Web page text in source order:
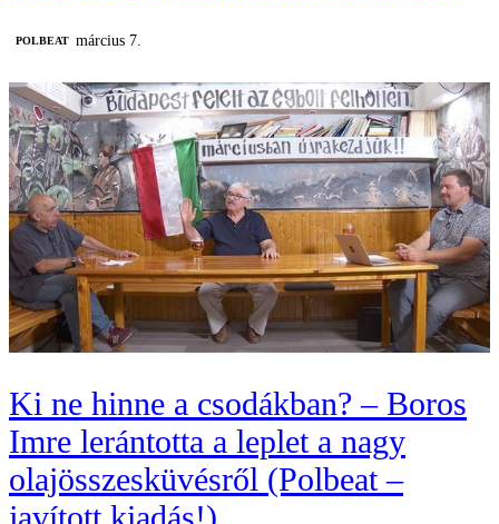
‎POLBEAT március 7.
Ki ne hinne a csodákban? – Boros
Imre lerántotta a leplet a nagy
olajösszesküvésről (Polbeat –